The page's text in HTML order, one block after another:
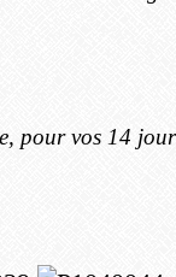
pour vos 14